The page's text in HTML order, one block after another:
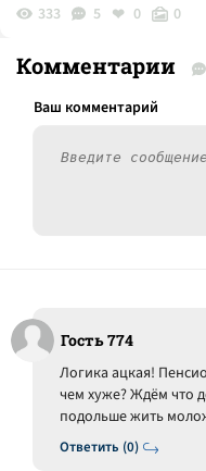
333 5 0 0
Комментарии
Гость 774
Ответить (0)
Логика ацкая!
чем хуже? Ждём что
подольше жить